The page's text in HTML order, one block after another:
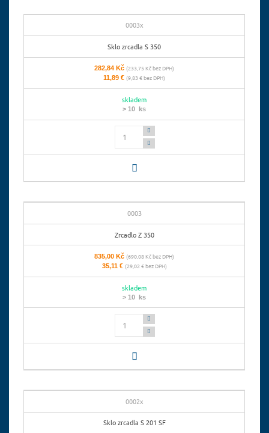
0003x
Sklo zrcadla S 350
282,84 Kč(233,75 Kč bez DPH)
11,89 €(9,83 € bez DPH)
skladem
> 10 ks
Počet
0003
Zrcadlo Z 350
835,00 Kč(690,08 Kč bez DPH)
35,11 € (29,02 € bez DPH)
skladem
> 10 ks
Počet
0002x
Sklo zrcadla S 201 SF